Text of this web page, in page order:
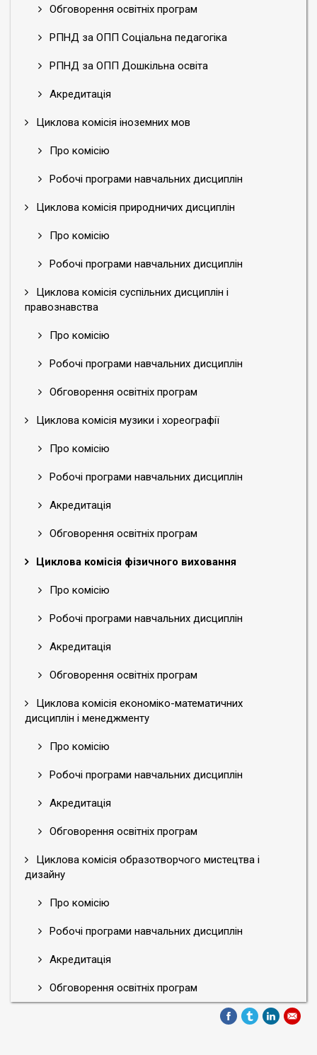
Обговорення освітніх програм
РПНД за ОПП Соціальна педагогіка
РПНД за ОПП Дошкільна освіта
Акредитація
Циклова комісія іноземних мов
Про комісію
Робочі програми навчальних дисциплін
Циклова комісія природничих дисциплін
Про комісію
Робочі програми навчальних дисциплін
Циклова комісія суспільних дисциплін і
правознавства
Про комісію
Робочі програми навчальних дисциплін
Обговорення освітніх програм
Циклова комісія музики і хореографії
Про комісію
Робочі програми навчальних дисциплін
Акредитація
Обговорення освітніх програм
Циклова комісія фізичного виховання
Про комісію
Робочі програми навчальних дисциплін
Акредитація
Обговорення освітніх програм
Циклова комісія економіко-математичних
дисциплін і менеджменту
Про комісію
Робочі програми навчальних дисциплін
Акредитація
Обговорення освітніх програм
Циклова комісія образотворчого мистецтва і
дизайну
Про комісію
Робочі програми навчальних дисциплін
Акредитація
Обговорення освітніх програм